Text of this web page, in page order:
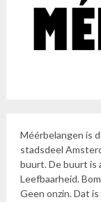
Méérbelangen is
stadsdeel
buurt. De buurt is
Leefbaarheid.
Geen onzin. Dat